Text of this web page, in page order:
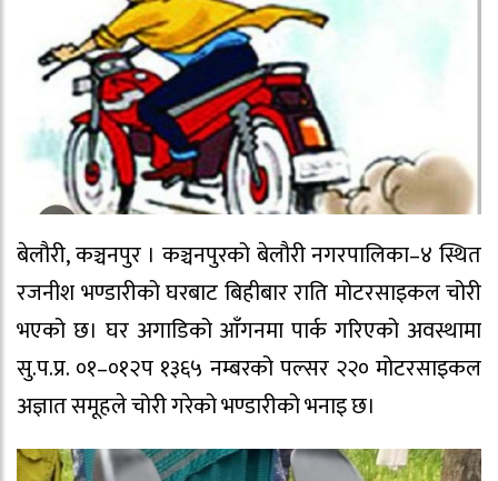
बेलौरी, कञ्चनपुर । कञ्चनपुरको बेलौरी नगरपालिका–४ स्थित
रजनीश भण्डारीको घरबाट बिहीबार राति मोटरसाइकल चोरी
भएको छ। घर अगाडिको आँगनमा पार्क गरिएको अवस्थामा
सु.प.प्र. ०१–०१२प १३६५ नम्बरको पल्सर २२० मोटरसाइकल
अज्ञात समूहले चोरी गरेको भण्डारीको भनाइ छ।